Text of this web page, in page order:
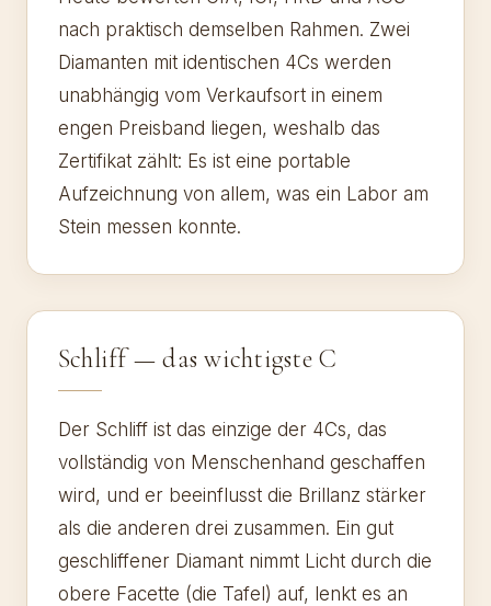
nach praktisch demselben Rahmen. Zwei
Diamanten mit identischen 4Cs werden
unabhängig vom Verkaufsort in einem
engen Preisband liegen, weshalb das
Zertifikat zählt: Es ist eine portable
Aufzeichnung von allem, was ein Labor am
Stein messen konnte.
Schliff — das wichtigste C
Der Schliff ist das einzige der 4Cs, das
vollständig von Menschenhand geschaffen
wird, und er beeinflusst die Brillanz stärker
als die anderen drei zusammen. Ein gut
geschliffener Diamant nimmt Licht durch die
obere Facette (die Tafel) auf, lenkt es an